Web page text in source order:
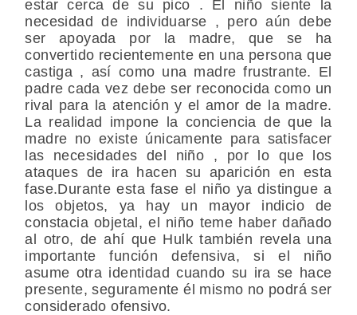
estar cerca de su pico . El niño siente la
necesidad de individuarse , pero aún debe
ser apoyada por la madre, que se ha
convertido recientemente en una persona que
castiga , así como una madre frustrante. El
padre cada vez debe ser reconocida como un
rival para la atención y el amor de la madre.
La realidad impone la conciencia de que la
madre no existe únicamente para satisfacer
las necesidades del niño , por lo que los
ataques de ira hacen su aparición en esta
fase.Durante esta fase el niño ya distingue a
los objetos, ya hay un mayor indicio de
constacia objetal, el niño teme haber dañado
al otro, de ahí que Hulk también revela una
importante función defensiva, si el niño
asume otra identidad cuando su ira se hace
presente, seguramente él mismo no podrá ser
considerado ofensivo.